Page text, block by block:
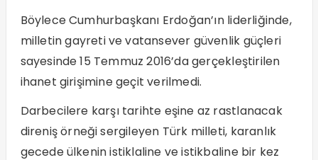
Böylece Cumhurbaşkanı Erdoğan’ın liderliğinde,
milletin gayreti ve vatansever güvenlik güçleri
sayesinde 15 Temmuz 2016’da gerçekleştirilen
ihanet girişimine geçit verilmedi.
Darbecilere karşı tarihte eşine az rastlanacak
direniş örneği sergileyen Türk milleti, karanlık
gecede ülkenin istiklaline ve istikbaline bir kez